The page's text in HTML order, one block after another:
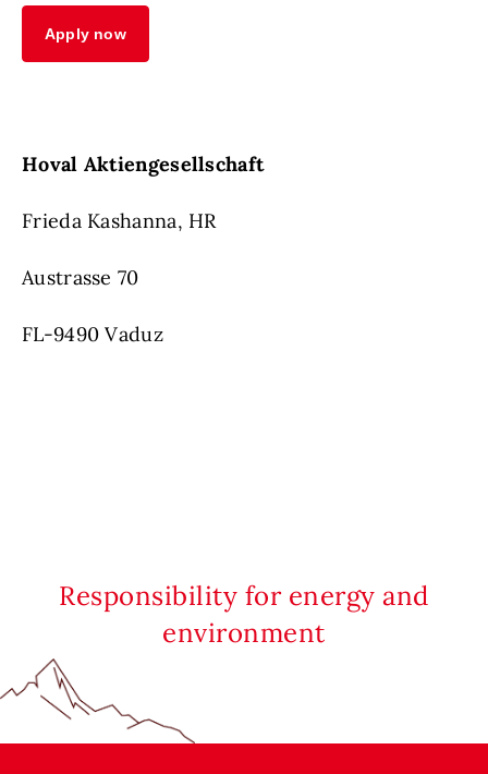
Apply now
Hoval Aktiengesellschaft
Frieda Kashanna, HR
Austrasse 70
FL-9490 Vaduz
Responsibility for energy and
environment